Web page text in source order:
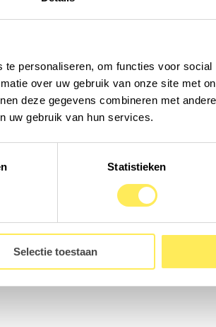
personaliseren, om functies voor
over uw gebruik van onze site met
deze gegevens combineren met
uw gebruik van hun services.
Statistieken
Selectie toestaan